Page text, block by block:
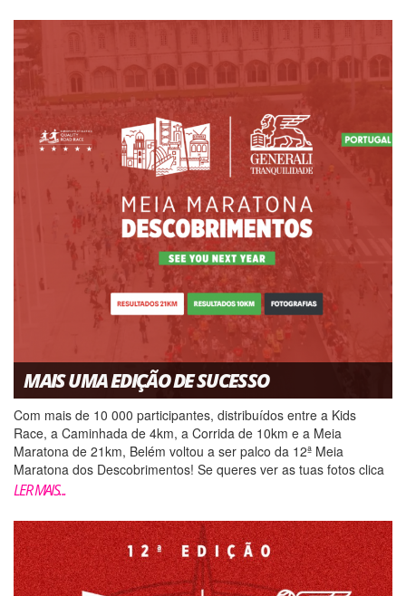
MAIS UMA EDIÇÃO DE SUCESSO
Com mais de 10 000 participantes, distribuídos entre a Kids
Race, a Caminhada de 4km, a Corrida de 10km e a Meia
Maratona de 21km, Belém voltou a ser palco da 12ª Meia
Maratona dos Descobrimentos! Se queres ver as tuas fotos clica
AQUI. Se queres ver o teu diploma de participação clica AQUI....
LER MAIS...